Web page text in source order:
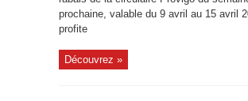
prochaine, valable du 9 avril au 15 avril
profite
Découvrez »